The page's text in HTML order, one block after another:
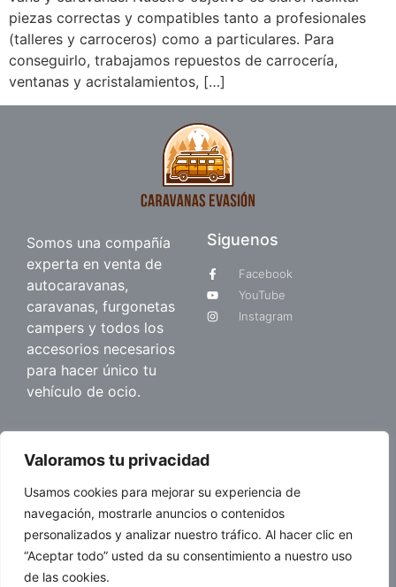
Valoramos tu privacidad
Usamos cookies para mejorar su experiencia de
navegación, mostrarle anuncios o contenidos
personalizados y analizar nuestro tráfico. Al hacer clic en
“Aceptar todo” usted da su consentimiento a nuestro uso
de las cookies.
piezas correctas y compatibles tanto a profesionales
(talleres y carroceros) como a particulares. Para
conseguirlo, trabajamos repuestos de carrocería,
ventanas y acristalamientos, […]
Somos una compañía
experta en venta de
autocaravanas,
caravanas, furgonetas
campers y todos los
accesorios necesarios
para hacer único tu
vehículo de ocio.
Siguenos
Facebook
YouTube
Instagram
Blog
© 2026 Caravanas Evasión.